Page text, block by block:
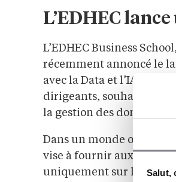
Salut,
L’EDHEC
L’EDHEC Business
récemment annoncé le
avec la Data et l’IA”. Ce
dirigeants, souhaitant
la gestion des données.
Dans un monde où les
vise à fournir aux leaders
uniquement sur les